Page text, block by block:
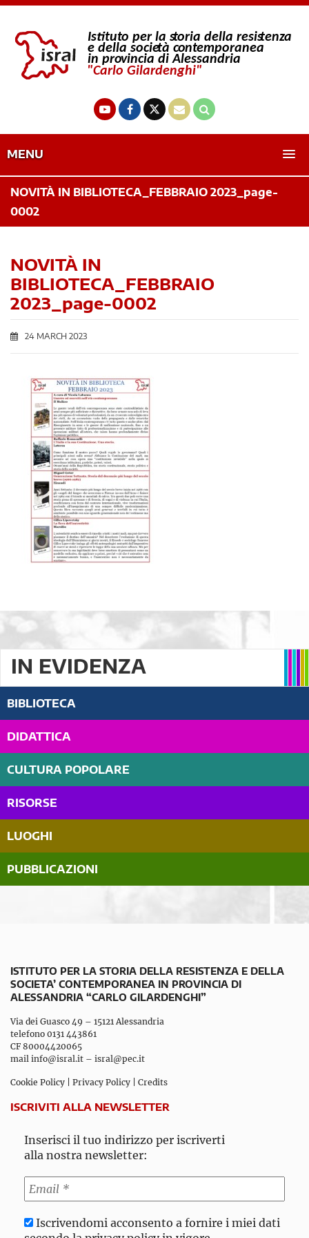
MENU
NOVITÀ IN BIBLIOTECA_FEBBRAIO 2023_page-
0002
NOVITÀ IN
BIBLIOTECA_FEBBRAIO
2023_page-0002
24 MARCH 2023
IN EVIDENZA
BIBLIOTECA
DIDATTICA
CULTURA POPOLARE
RISORSE
LUOGHI
PUBBLICAZIONI
ISTITUTO PER LA STORIA DELLA RESISTENZA E DELLA
SOCIETA’ CONTEMPORANEA IN PROVINCIA DI
ALESSANDRIA “CARLO GILARDENGHI”
Via dei Guasco 49 – 15121 Alessandria
telefono 0131 443861
CF 80004420065
mail info@isral.it – isral@pec.it
Cookie Policy Privacy Policy Credits
ISCRIVITI ALLA NEWSLETTER
Inserisci il tuo indirizzo per iscriverti
alla nostra newsletter:
Iscrivendomi acconsento a fornire i miei dati